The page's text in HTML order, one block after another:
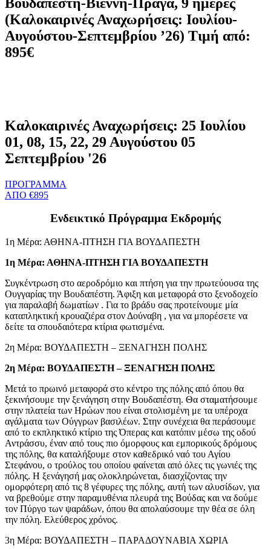
(Καλοκαιρινές Αναχωρήσεις: Ιουλίου-
Αυγούστου-Σεπτεμβρίου ’26) Τιμή από:
895€
Καλοκαιρινές Αναχωρήσεις: 25 Ιουλίου
01, 08, 15, 22, 29 Αυγούστου 05
Σεπτεμβρίου '26
ΠΡΟΓΡΑΜΜΑ
ΑΠΟ €895
Ενδεικτικό Πρόγραμμα Εκδρομής
1η Μέρα: ΑΘΗΝΑ-ΠΤΗΣΗ ΓΙΑ ΒΟΥΔΑΠΕΣΤΗ
1η Μέρα: ΑΘΗΝΑ-ΠΤΗΣΗ ΓΙΑ ΒΟΥΔΑΠΕΣΤΗ
Συγκέντρωση στο αεροδρόμιο και πτήση για την πρωτεύουσα της
Ουγγαρίας την Βουδαπέστη. Άφιξη και μεταφορά στο ξενοδοχείο
για παραλαβή δωματίων . Για το βράδυ σας προτείνουμε μία
καταπληκτική κρουαζιέρα στον Δούναβη , για να μπορέσετε να
δείτε τα σπουδαιότερα κτίρια φωτισμένα.
2η Μέρα: ΒΟΥΔΑΠΕΣΤΗ – ΞΕΝΑΓΗΣΗ ΠΟΛΗΣ
2η Μέρα: ΒΟΥΔΑΠΕΣΤΗ – ΞΕΝΑΓΗΣΗ ΠΟΛΗΣ
Μετά το πρωινό μεταφορά στο κέντρο της πόλης από όπου θα
ξεκινήσουμε την ξενάγηση στην Βουδαπέστη. Θα σταματήσουμε
στην πλατεία των Ηρώων που είναι στολισμένη με τα υπέροχα
αγάλματα των Ούγγρων βασιλέων. Στην συνέχεια θα περάσουμε
από το εκπληκτικό κτίριο της Όπερας και κατόπιν μέσω της οδού
Αντράσσυ, έναν από τους πιο όμορφους και εμπορικούς δρόμους
της πόλης, θα καταλήξουμε στον καθεδρικό ναό του Αγίου
Στεφάνου, ο τρούλος του οποίου φαίνεται από όλες τις γωνιές της
πόλης. Η ξενάγησή μας ολοκληρώνεται, διασχίζοντας την
ομορφότερη από τις 8 γέφυρες της πόλης, αυτή των αλυσίδων, για
να βρεθούμε στην παραμυθένια πλευρά της Βούδας και να δούμε
τον Πύργο των ψαράδων, όπου θα απολαύσουμε την θέα σε όλη
την πόλη. Ελεύθερος χρόνος.
3η Μέρα: ΒΟΥΔΑΠΕΣΤΗ – ΠΑΡΑΔΟΥΝΑΒΙΑ ΧΩΡΙΑ